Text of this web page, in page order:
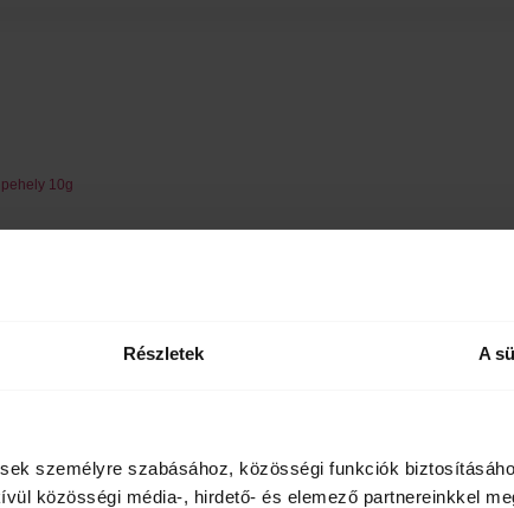
Részletek A
személyre szabásához, közösségi funkciók
közösségi média-, hirdető- és elemező partnereinkkel
10g